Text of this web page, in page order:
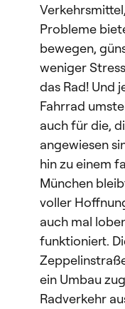
Probleme
bewegen,
weniger
das Rad! Und
Fahrrad
auch für die,
angewiesen
hin zu einem
München
voller
auch mal
funktioniert.
ein Umbau
Radverkehr